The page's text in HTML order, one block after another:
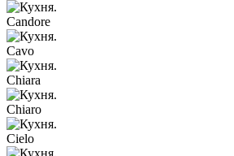
Candore
Cavo
Chiara
Chiaro
Cielo